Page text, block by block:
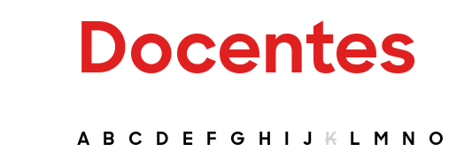
Docentes
A B C D E F G H I J K L M N O